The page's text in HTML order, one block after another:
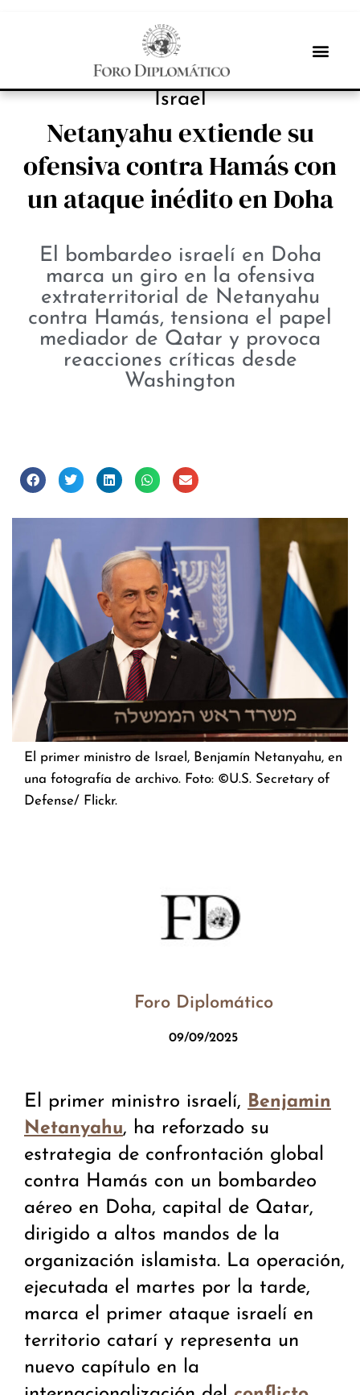
PROTAGONISTAS
Israel
Netanyahu extiende su
ofensiva contra Hamás con
un ataque inédito en Doha
El bombardeo israelí en Doha
marca un giro en la ofensiva
extraterritorial de Netanyahu
contra Hamás, tensiona el papel
mediador de Qatar y provoca
reacciones críticas desde
Washington
El primer ministro de Israel, Benjamín Netanyahu, en
una fotografía de archivo. Foto: ©U.S. Secretary of
Defense/ Flickr.
Foro Diplomático
09/09/2025
El primer ministro israelí, Benjamin
Netanyahu, ha reforzado su
estrategia de confrontación global
contra Hamás con un bombardeo
aéreo en Doha, capital de Qatar,
dirigido a altos mandos de la
organización islamista. La operación,
ejecutada el martes por la tarde,
marca el primer ataque israelí en
territorio catarí y representa un
nuevo capítulo en la